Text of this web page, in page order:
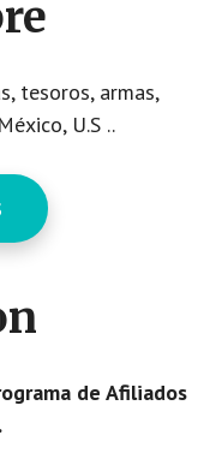
tesoros, armas,
U.S ..
de Afiliados